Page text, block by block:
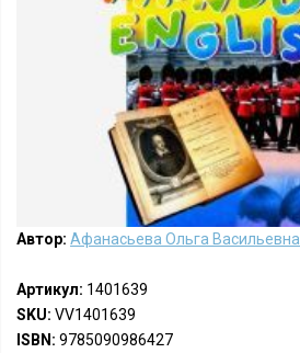
Автор: Афанасьева Ольга Васильевна
Артикул: 1401639
SKU: VV1401639
ISBN: 9785090986427